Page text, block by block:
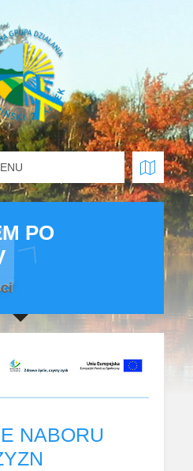
PO
NABORU